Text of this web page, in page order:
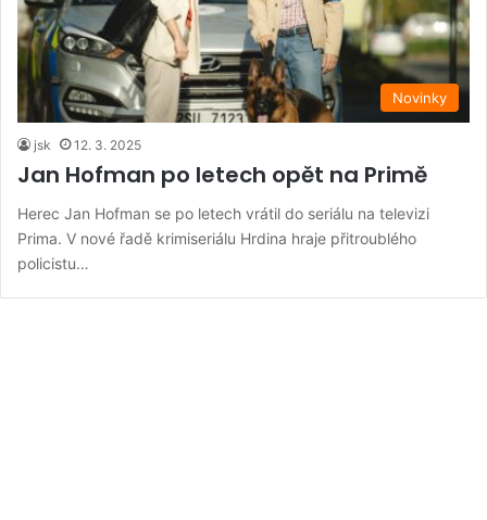
Novinky
jsk 12. 3. 2025
Jan Hofman po letech opět na Primě
Herec Jan Hofman se po letech vrátil do seriálu na televizi
Prima. V nové řadě krimiseriálu Hrdina hraje přitroublého
policistu…